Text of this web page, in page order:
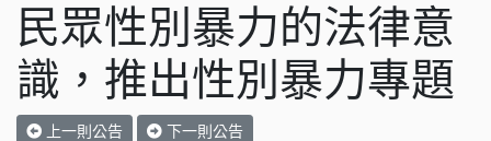
民眾性別暴力的法律意
識，推出性別暴力專題
上一則公告 下一則公告